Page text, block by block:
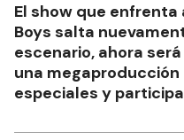
El show que enfrenta
Boys salta
escenario, ahora
una
especiales y